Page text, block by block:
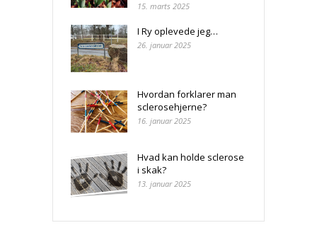
15. marts 2025
I Ry oplevede jeg…
26. januar 2025
Hvordan forklarer man
sclerosehjerne?
16. januar 2025
Hvad kan holde sclerose
i skak?
13. januar 2025